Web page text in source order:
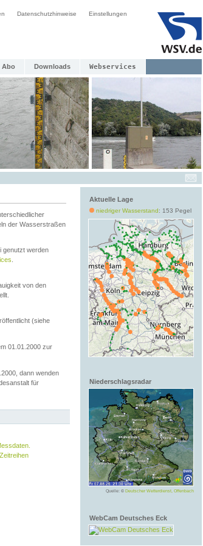
Datenschutzhinweise Einstellungen
Abo Downloads Webservices
Aktuelle Lage
niedriger Wasserstand: 153 Pegel
Niederschlagsradar
Quelle: © Deutscher Wetterdienst, Offenbach
WebCam Deutsches Eck
der Wasserstraßen
genutzt werden
von den
(siehe
01.01.2000 zur
dann wenden
für